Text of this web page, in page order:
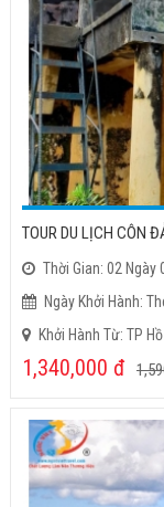
TOUR DU LỊCH CÔN
Thời Gian: 02 Ngày
Ngày Khởi Hành:
Khởi Hành Từ: TP
1,340,000 đ